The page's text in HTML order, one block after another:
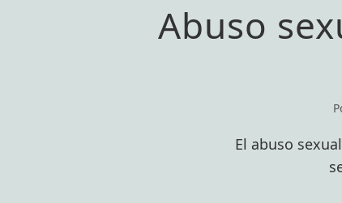
Abuso
El abuso